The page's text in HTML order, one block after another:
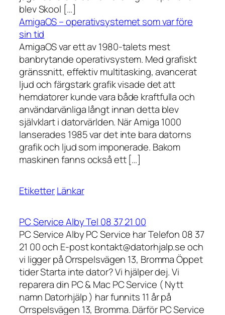
blev Skool […]
AmigaOS – operativsystemet som var före
sin tid
AmigaOS var ett av 1980-talets mest
banbrytande operativsystem. Med grafiskt
gränssnitt, effektiv multitasking, avancerat
ljud och färgstark grafik visade det att
hemdatorer kunde vara både kraftfulla och
användarvänliga långt innan detta blev
självklart i datorvärlden. När Amiga 1000
lanserades 1985 var det inte bara datorns
grafik och ljud som imponerade. Bakom
maskinen fanns också ett […]
EtiketterLänkar
PC Service Alby Tel 08 37 21 00
PC Service Alby PC Service har Telefon 08 37
21 00 och E-post kontakt@datorhjalp.se och
vi ligger på Orrspelsvägen 13, Bromma Öppet
tider Starta inte dator? Vi hjälper dej. Vi
reparera din PC & Mac PC Service ( Nytt
namn Datorhjälp ) har funnits 11 år på
Orrspelsvägen 13, Bromma. Därför PC Service